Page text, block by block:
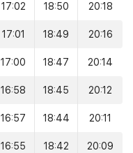
17:02 18:50 20:18
17:01 18:49 20:16
17:00 18:47 20:14
16:58 18:45 20:12
16:57 18:44 20:11
16:55 18:42 20:09